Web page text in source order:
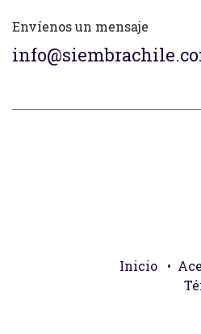
Envíenos un mensaje
Inicio •